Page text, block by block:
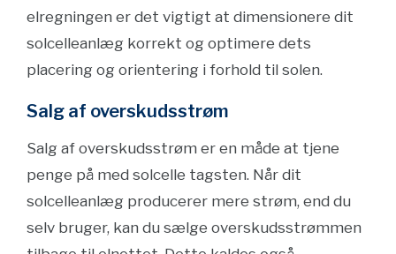
elregningen er det vigtigt at dimensionere dit
solcelleanlæg korrekt og optimere dets
placering og orientering i forhold til solen.
Salg af overskudsstrøm
Salg af overskudsstrøm er en måde at tjene
penge på med solcelle tagsten. Når dit
solcelleanlæg producerer mere strøm, end du
selv bruger, kan du sælge overskudsstrømmen